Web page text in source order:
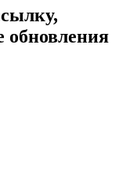
обновления